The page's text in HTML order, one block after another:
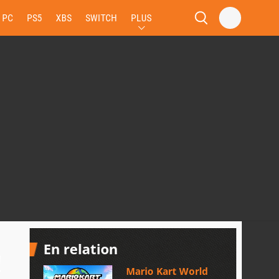
PC PS5 XBS SWITCH PLUS
En relation
Mario Kart World